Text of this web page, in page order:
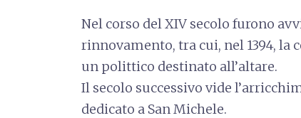
Nel corso del XIV secolo furono
rinnovamento, tra cui, nel 1394, la
un polittico destinato all’altare.
Il secolo successivo vide
dedicato a San Michele.